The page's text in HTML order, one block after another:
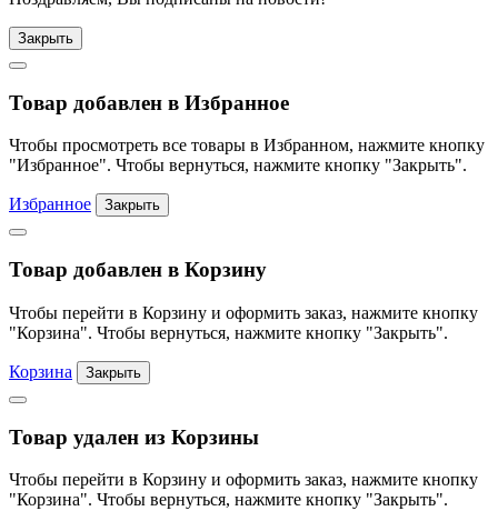
Закрыть
Товар добавлен в Избранное
Чтобы просмотреть все товары в Избранном, нажмите кнопку
"Избранное". Чтобы вернуться, нажмите кнопку "Закрыть".
Избранное Закрыть
Товар добавлен в Корзину
Чтобы перейти в Корзину и оформить заказ, нажмите кнопку
"Корзина". Чтобы вернуться, нажмите кнопку "Закрыть".
Корзина Закрыть
Товар удален из Корзины
Чтобы перейти в Корзину и оформить заказ, нажмите кнопку
"Корзина". Чтобы вернуться, нажмите кнопку "Закрыть".